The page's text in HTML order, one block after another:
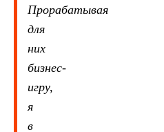
Прорабатывая
для
них
бизнес-
игру,
я
в